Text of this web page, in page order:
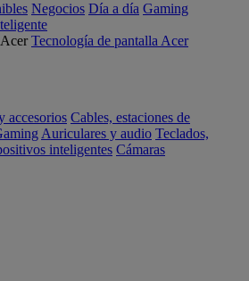
Negocios Día a día Gaming
Tecnología de pantalla Acer
accesorios Cables, estaciones de
Auriculares y audio Teclados,
inteligentes Cámaras